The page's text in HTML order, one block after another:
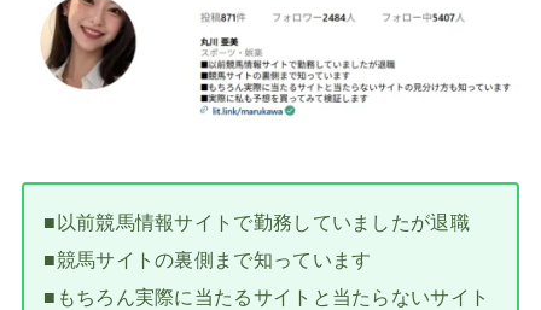
■以前競馬情報サイトで勤務していましたが退職
■競馬サイトの裏側まで知っています
■もちろん実際に当たるサイトと当たらないサイト